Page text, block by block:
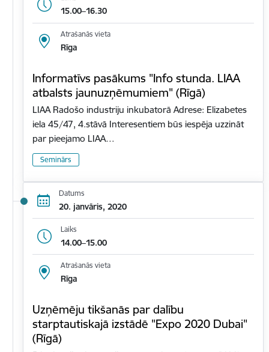
15.00–16.30
Atrašanās vieta
Rīga
Informatīvs pasākums "Info stunda. LIAA
atbalsts jaunuzņēmumiem" (Rīgā)
LIAA Radošo industriju inkubatorā Adrese: Elizabetes
iela 45/47, 4.stāvā Interesentiem būs iespēja uzzināt
par pieejamo LIAA…
Seminārs
Datums
20. janvāris, 2020
Laiks
14.00–15.00
Atrašanās vieta
Rīga
Uzņēmēju tikšanās par dalību
starptautiskajā izstādē "Expo 2020 Dubai"
(Rīgā)